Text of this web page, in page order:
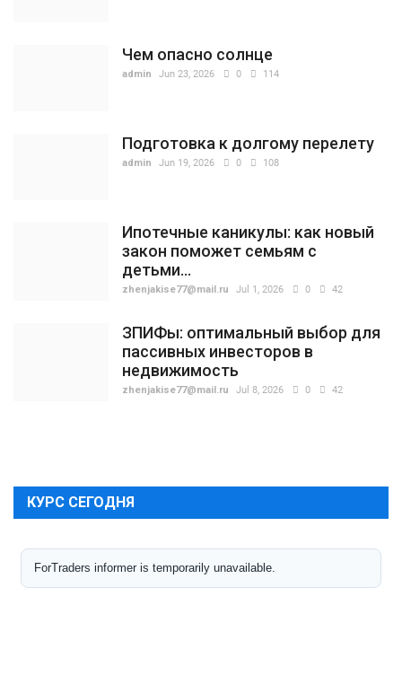
Чем опасно солнце
admin Jun 23, 2026 0 114
Подготовка к долгому перелету
admin Jun 19, 2026 0 108
Ипотечные каникулы: как новый
закон поможет семьям с
детьми...
zhenjakise77@mail.ru Jul 1, 2026 0 42
ЗПИФы: оптимальный выбор для
пассивных инвесторов в
недвижимость
zhenjakise77@mail.ru Jul 8, 2026 0 42
КУРС СЕГОДНЯ